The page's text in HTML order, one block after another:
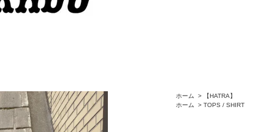
ホーム >
【HATRA】
ホーム
> TOPS / SHIRT